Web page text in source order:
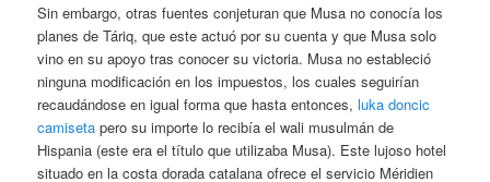
Sin embargo, otras fuentes conjeturan que Musa no conocía los
planes de Táriq, que este actuó por su cuenta y que Musa solo
vino en su apoyo tras conocer su victoria. Musa no estableció
ninguna modificación en los impuestos, los cuales seguirían
recaudándose en igual forma que hasta entonces,luka doncic
camiseta pero su importe lo recibía el wali musulmán de
Hispania (este era el título que utilizaba Musa). Este lujoso hotel
situado en la costa dorada catalana ofrece el servicio Méridien